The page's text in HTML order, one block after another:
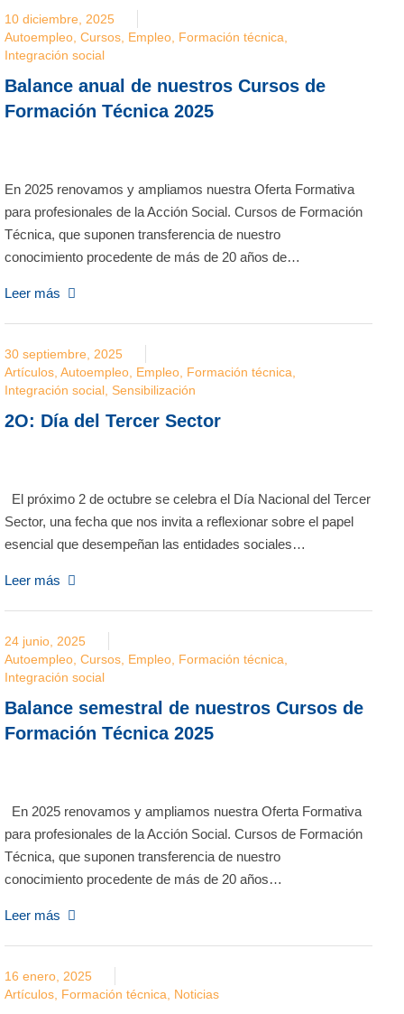
10 diciembre, 2025
Autoempleo Cursos Empleo Formación técnica
Integración social
Balance anual de nuestros Cursos de
Formación Técnica 2025
En 2025 renovamos y ampliamos nuestra Oferta Formativa
para profesionales de la Acción Social. Cursos de Formación
Técnica, que suponen transferencia de nuestro
conocimiento procedente de más de 20 años de…
Leer más
30 septiembre, 2025
Artículos Autoempleo Empleo Formación técnica
Integración social Sensibilización
2O: Día del Tercer Sector
El próximo 2 de octubre se celebra el Día Nacional del Tercer
Sector, una fecha que nos invita a reflexionar sobre el papel
esencial que desempeñan las entidades sociales…
Leer más
24 junio, 2025
Autoempleo Cursos Empleo Formación técnica
Integración social
Balance semestral de nuestros Cursos de
Formación Técnica 2025
En 2025 renovamos y ampliamos nuestra Oferta Formativa
para profesionales de la Acción Social. Cursos de Formación
Técnica, que suponen transferencia de nuestro
conocimiento procedente de más de 20 años…
Leer más
16 enero, 2025
Artículos Formación técnica Noticias